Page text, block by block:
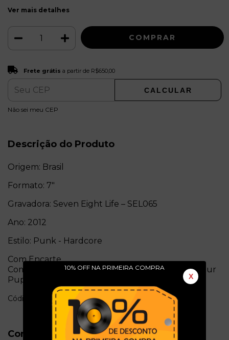
10% OFF NA PRIMEIRA COMPRA
X
Ver mais detalhes
Entregas para o CEP: ALTERAR CEP
Frete grátis a partir de R$650,00
CALCULAR
Não sei meu CEP
Descrição do Produto
Origem: Brasil
Formato: 7"
Gravadora: Seven Eight Life ‎– SEL065
Ano: 2012
Estilo: Punk - Hardcore
Com Encarte
Compacto com 4 Faixas: Girl / Sun Strikes / Eat Your
Puppy / Just Hate It
Código: e1848a
Conservação do Produto